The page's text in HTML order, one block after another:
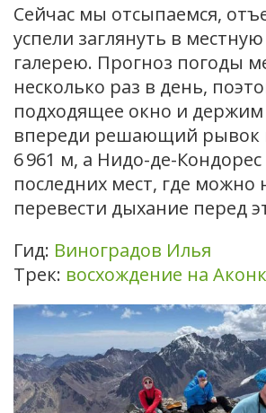
Сейчас мы отсыпаемся,
успели заглянуть в
галерею. Прогноз погоды
несколько раз в день,
подходящее окно и держим
впереди решающий рывок
6 961 м, а Нидо-де-Кондорес
последних мест, где можно
перевести дыхание перед
Гид: Виноградов Илья
Трек: восхождение на